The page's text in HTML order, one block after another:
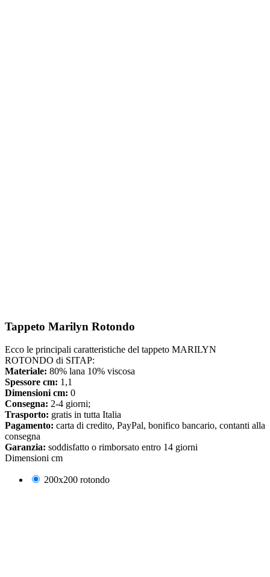
Tappeto Marilyn Rotondo
Ecco le principali caratteristiche del tappeto MARILYN
ROTONDO di SITAP:
Materiale: 80% lana 10% viscosa
Spessore cm: 1,1
Dimensioni cm: 0
Consegna: 2-4 giorni;
Trasporto: gratis in tutta Italia
Pagamento: carta di credito, PayPal, bonifico bancario, contanti alla
consegna
Garanzia: soddisfatto o rimborsato entro 14 giorni
Dimensioni cm
200x200 rotondo